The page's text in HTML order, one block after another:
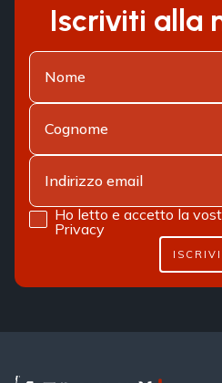
Iscriviti alla
Ho letto e accetto la
Privacy